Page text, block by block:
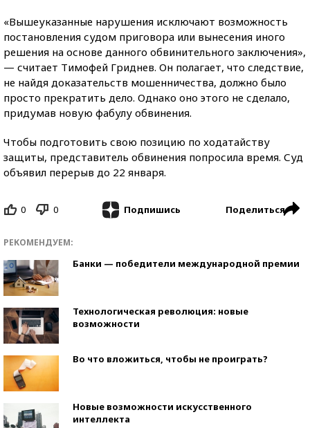
«Вышеуказанные нарушения исключают возможность
постановления судом приговора или вынесения иного
решения на основе данного обвинительного заключения»,
— считает Тимофей Гриднев. Он полагает, что следствие,
не найдя доказательств мошенничества, должно было
просто прекратить дело. Однако оно этого не сделало,
придумав новую фабулу обвинения.
Чтобы подготовить свою позицию по ходатайству
защиты, представитель обвинения попросила время. Суд
объявил перерыв до 22 января.
0 0 Подпишись Поделиться
РЕКОМЕНДУЕМ:
Банки — победители международной премии
Технологическая революция: новые
возможности
Во что вложиться, чтобы не проиграть?
Новые возможности искусственного
интеллекта